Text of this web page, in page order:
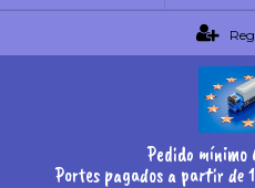
Pedido mínimo
Portes pagados a partir de